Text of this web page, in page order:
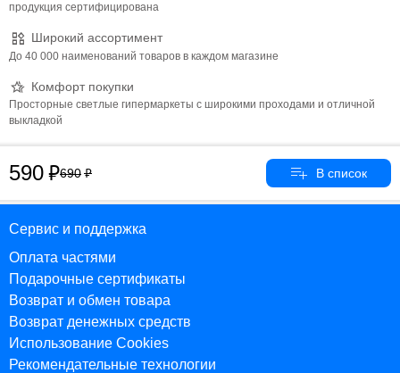
продукция сертифицирована
Широкий ассортимент
До 40 000 наименований товаров в каждом магазине
Комфорт покупки
Просторные светлые гипермаркеты с широкими проходами и отличной
выкладкой
590 690
Сервис и поддержка
Оплата частями
Подарочные сертификаты
Возврат и обмен товара
Возврат денежных средств
Использование Cookies
Рекомендательные технологии